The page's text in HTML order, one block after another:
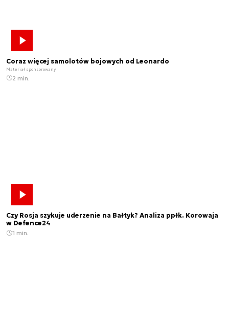
Coraz więcej samolotów bojowych od Leonardo
Materiał sponsorowany
2 min.
Czy Rosja szykuje uderzenie na Bałtyk? Analiza ppłk. Korowaja
w Defence24
1 min.